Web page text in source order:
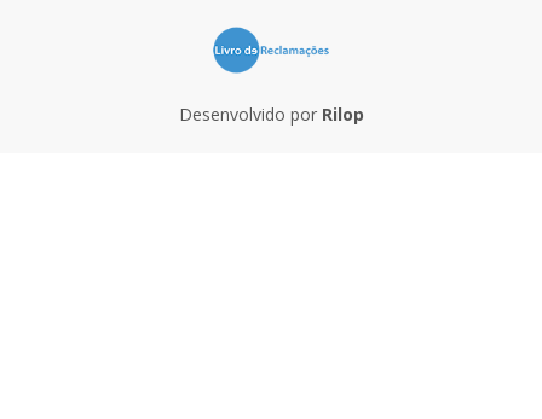
Desenvolvido por Rilop